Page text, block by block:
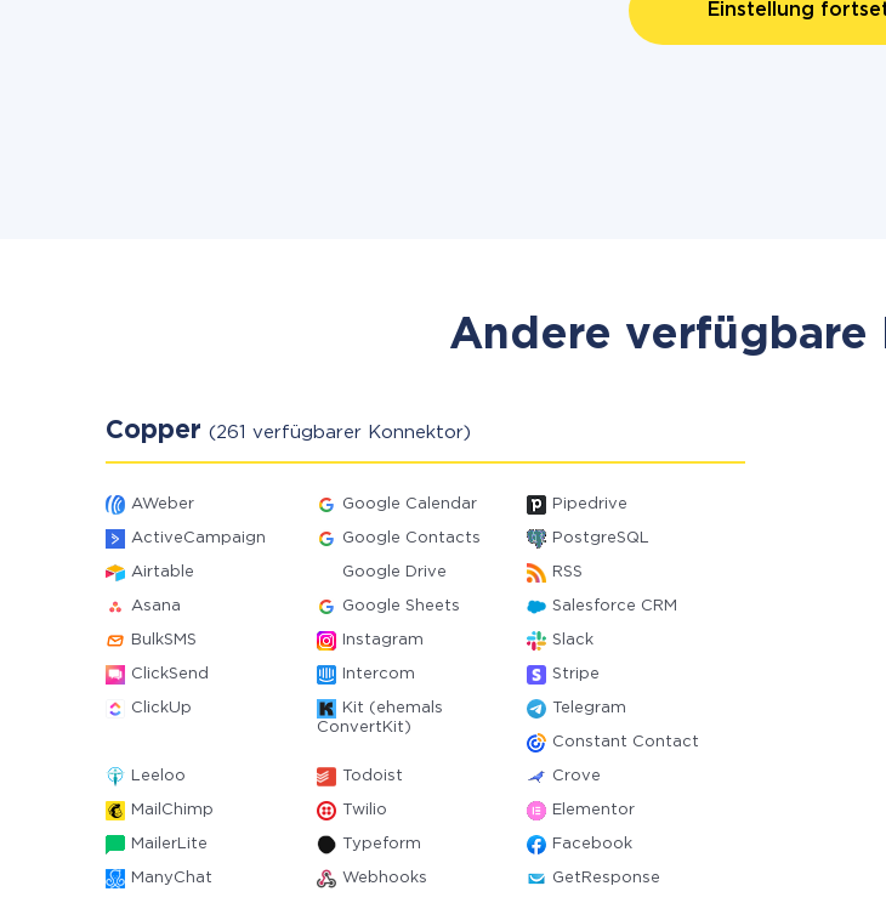
Einstellung
Andere verfügbare
Copper (261 verfügbarer Konnektor)
AWeber Google Calendar Pipedrive
ActiveCampaign Google Contacts PostgreSQL
Airtable Google Drive RSS
Asana Google Sheets Salesforce CRM
BulkSMS Instagram Slack
ClickSend Intercom Stripe
ClickUp
Kit (ehemals
ConvertKit)
Telegram
Constant Contact
Leeloo Todoist Crove
MailChimp Twilio Elementor
MailerLite Typeform Facebook
ManyChat Webhooks GetResponse